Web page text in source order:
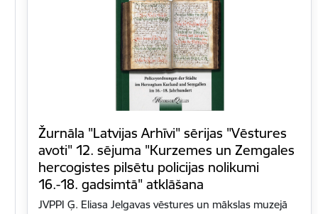
Žurnāla "Latvijas Arhīvi" sērijas "Vēstures
avoti" 12. sējuma "Kurzemes un Zemgales
hercogistes pilsētu policijas nolikumi
16.-18. gadsimtā" atklāšana
JVPPI Ģ. Eliasa Jelgavas vēstures un mākslas muzejā